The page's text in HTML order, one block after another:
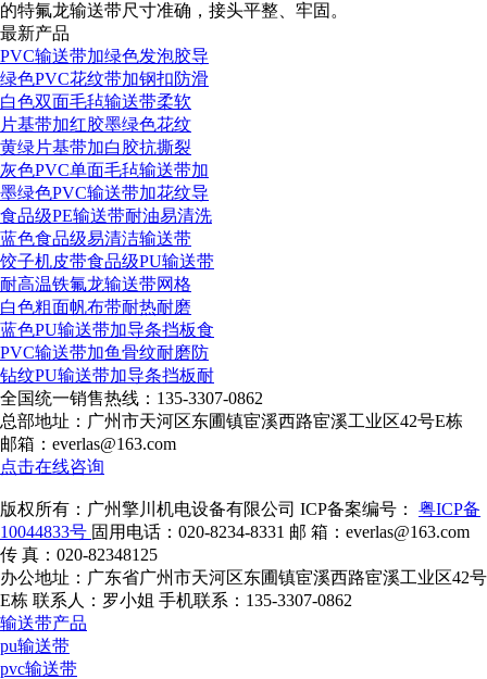
的特氟龙输送带尺寸准确，接头平整、牢固。
最新产品
PVC输送带加绿色发泡胶导
绿色PVC花纹带加钢扣防滑
白色双面毛毡输送带柔软
片基带加红胶墨绿色花纹
黄绿片基带加白胶抗撕裂
灰色PVC单面毛毡输送带加
墨绿色PVC输送带加花纹导
食品级PE输送带耐油易清洗
蓝色食品级易清洁输送带
饺子机皮带食品级PU输送带
耐高温铁氟龙输送带网格
白色粗面帆布带耐热耐磨
蓝色PU输送带加导条挡板食
PVC输送带加鱼骨纹耐磨防
钻纹PU输送带加导条挡板耐
全国统一销售热线： 135-3307-0862
总部地址：广州市天河区东圃镇宦溪西路宦溪工业区42号E栋
邮箱：everlas@163.com
点击在线咨询
版权所有：广州擎川机电设备有限公司 ICP备案编号： 粤ICP备
10044833号 固用电话：020-8234-8331 邮 箱：everlas@163.com
传 真：020-82348125
办公地址：广东省广州市天河区东圃镇宦溪西路宦溪工业区42号
E栋 联系人：罗小姐 手机联系：135-3307-0862
输送带产品
pu输送带
pvc输送带